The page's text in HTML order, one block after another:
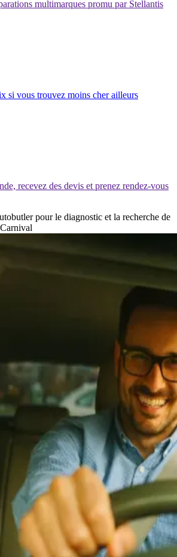
multimarques promu par Stellantis
si vous trouvez moins cher ailleurs
recevez des devis et prenez rendez-vous
pour le diagnostic et la recherche de